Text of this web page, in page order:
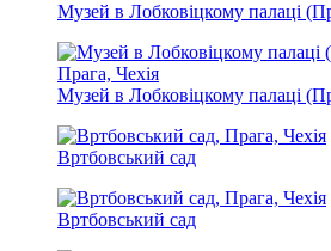
Музей в Лобковіцкому палаці
Музей в Лобковіцкому палаці
Вртбовський сад
Вртбовський сад